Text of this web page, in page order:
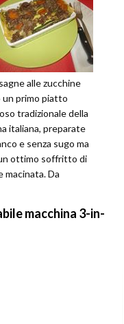
alle zucchine
un primo piatto
tradizionale della
italiana, preparate
e senza sugo ma
ottimo soffritto di
macinata. Da
macchina 3-in-